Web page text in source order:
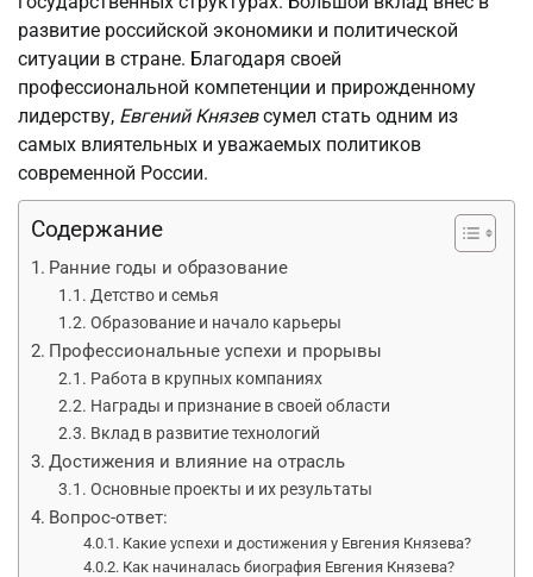
развитие российской экономики и политической
ситуации в стране. Благодаря своей
профессиональной компетенции и прирожденному
лидерству, Евгений Князевсумел стать одним из
самых влиятельных и уважаемых политиков
современной России.
Содержание
Ранние годы и образование
Детство и семья
Образование и начало карьеры
Профессиональные успехи и прорывы
Работа в крупных компаниях
Награды и признание в своей области
Вклад в развитие технологий
Достижения и влияние на отрасль
Основные проекты и их результаты
Вопрос-ответ:
Какие успехи и достижения у Евгения Князева?
Как начиналась биография Евгения Князева?